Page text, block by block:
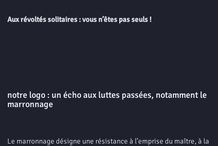
Aux révoltés solitaires : vous n’êtes pas seuls !
notre logo : un écho aux luttes passées, notamment le
marronnage
Le marronnage désigne une résistance à l’emprise du maître, à la